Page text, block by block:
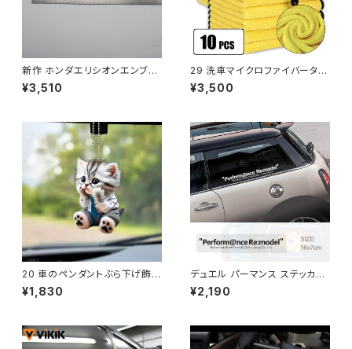
新作 ホンダエリシオンエンブレ
ムステッカー3Dレタークローム
シルバーリアトランクカーロゴバ
¥3,510
29 洗車マイクロファイバータオ
ル 30 × 30/60 センチメートル
車のクリーニング乾燥布ヘ
¥3,500
20 車のペンダントぶら下げ飾り
チェーン付きリアルな動物猫型
バックミラーぶら下げ装飾車の
¥1,830
デュエル パーマンス ステッカー
ミニ クーパー ステッカー ミニ
クーパー f56 R55 R56 R60 R
¥2,190